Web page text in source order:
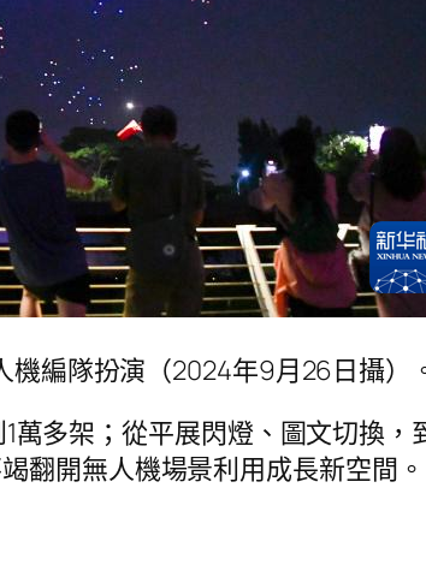
編隊扮演（2024年9月26日攝）
多架；從平展閃燈、圖文切換，
翻開無人機場景利用成長新空間。